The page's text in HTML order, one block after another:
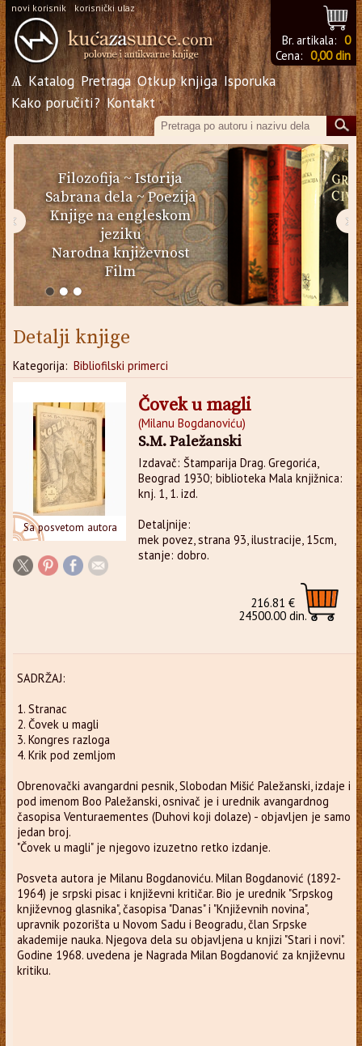
novi korisnik korisnički ulaz
Br. artikala: 0
Cena: 0,00 din
Ѧ Katalog Pretraga Otkup knjiga Isporuka
Kako poručiti? Kontakt
Filozofija~Istorija
Sabrana dela~Poezija
Knjige na engleskom
jeziku
Narodna književnost
Film
‹ ›
Detalji knjige
Kategorija: Bibliofilski primerci
Čovek u magli
(Milanu Bogdanoviću)
S.M. Paležanski
Sa posvetom autora
Izdavač: Štamparija Drag. Gregorića,
Beograd 1930; biblioteka Mala knjižnica:
knj. 1, 1. izd.
Detaljnije:
mek povez, strana 93, ilustracije, 15cm,
stanje: dobro.
216.81 €
24500.00 din.
SADRŽAJ:
1. Stranac
2. Čovek u magli
3. Kongres razloga
4. Krik pod zemljom
Obrenovački avangardni pesnik, Slobodan Mišić Paležanski, izdaje i
pod imenom Boo Paležanski, osnivač je i urednik avangardnog
časopisa Venturaementes (Duhovi koji dolaze) - objavljen je samo
jedan broj.
"Čovek u magli" je njegovo izuzetno retko izdanje.
Posveta autora je Milanu Bogdanoviću. Milan Bogdanović (1892-
1964) je srpski pisac i književni kritičar. Bio je urednik "Srpskog
književnog glasnika", časopisa "Danas" i "Književnih novina",
upravnik pozorišta u Novom Sadu i Beogradu, član Srpske
akademije nauka. Njegova dela su objavljena u knjizi "Stari i novi".
Godine 1968. uvedena je Nagrada Milan Bogdanović za književnu
kritiku.